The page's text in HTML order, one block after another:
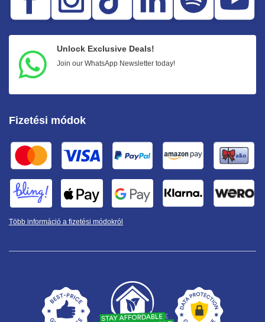
Unlock Exclusive Deals!
Join our WhatsApp Newsletter today!
Fizetési módok
Több információ a fizetési módokról